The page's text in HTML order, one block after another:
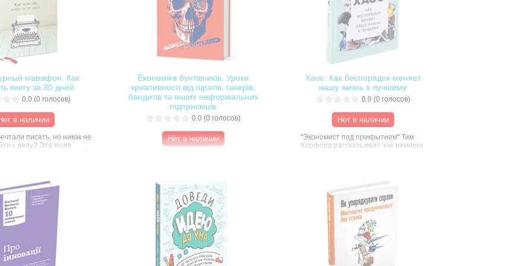
марафон. Как
книгу за 30 дней
0.0 (0 голосов)
в наличии
писать, но никак не
к делу? Эта книга
сотни тысяч
свои рассказы за
своими секретами и
позволяющими
рассказ за
Понедельный план
справиться с
месяц как новичку, так и
а анекдоты,
и истории успеха
Економіка бунтівників. Уроки
креативності від піратів, гакерів,
бандитів та інших неформальних
підприємців
0.0 (0 голосов)
Нет в наличии
Шеньчженя, із затоплених
прибережних міст Таїланду й навіть із
в’язниць Сомалі. Ця книжка — про
унікальних людей, які рухають світ,
однак залишаються нікому не
відомими. Це новатори-бунтівники:
пірати, комп’ютерні гакери,
пранкстери та колишні лідери
вуличних банд. На відміну від
стандартних підприємців, вони
Хаос. Как беспорядок меняет
нашу жизнь к лучшему
0.0 (0 голосов)
Нет в наличии
"Экономист под прикрытием" Тим
Харфорд рассказывает, как немного
"опрятного разума", когда на самом
деле нам лучше поддаться
определённой степени беспорядка.
Это относится к публичному оратору,
который остается верным сценарию,
военачальнику, который тщательно
прорабатывает стратегию, писателю,
который стремится не отвлекаться,
политику, который ставит измеримые
цели в сфере общественных услуг,